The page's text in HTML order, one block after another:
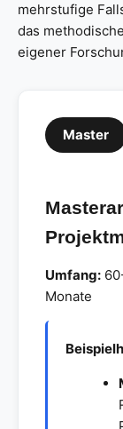
mehrstufige
das
eigener
Master
Umfang:
Monate